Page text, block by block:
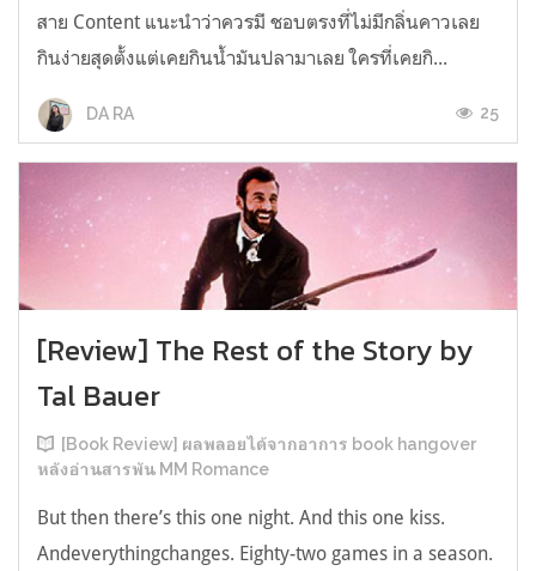
สาย Content แนะนำว่าควรมี ชอบตรงที่ไม่มีกลิ่นคาวเลย
กินง่ายสุดตั้งแต่เคยกินน้ำมันปลามาเลย ใครที่เคยกิ...
DA RA 25
[Review] The Rest of the Story by
Tal Bauer
[Book Review] ผลพลอยได้จากอาการ book hangover
หลังอ่านสารพัน MM Romance
But then there’s this one night. And this one kiss.
Andeverythingchanges. Eighty-two games in a season.